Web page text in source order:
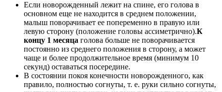
Если новорожденный лежит на спине, его голова в
основном еще не находится в среднем положении,
малыш поворачивает ее попеременно в правую или
левую сторону (положение головы ассиметрично).К
концу 1 месяца голова больше не поворачивается
постоянно из среднего положения в сторону, а может
чаще и более продолжительное время (минимум 10
секунд) оставаться посередине.
В состоянии покоя конечности новорожденного, как
правило, полностью согнуты, т. е. руки сильно согнуты,